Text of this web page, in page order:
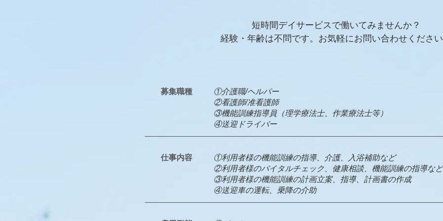
短時間デイサービスで働いてみませんか？
経験・年齢は不問です。お気軽にお問い合わせくださ
募集職種
①介護職/ヘルパー
​②看護師/准看護師
③機能訓練指導員（理学療法士、作業療法士等）
​④送迎ドライバー
仕事内容
①利用者様の機能訓練の指導、介護、入浴補助など​
​②利用者様のバイタルチェック、健康相談、機能訓練の指導など
③利用者様の機能訓練の計画立案、指導、計画書の作成
​④送迎車の運転、乗降の介助